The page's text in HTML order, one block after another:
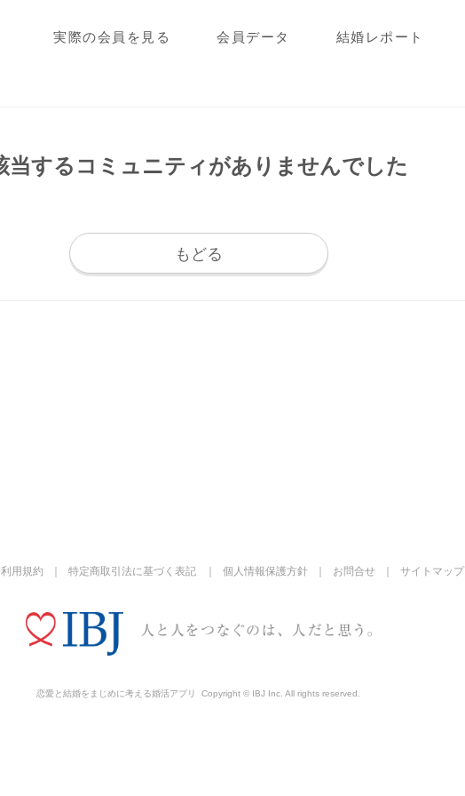
実際の会員を見る 会員データ 結婚レポート
当するコミュニティがありませんでした
もどる
利用規約 特定商取引法に基づく表記 個人情報保護方針 お問合せ サイトマップ
恋愛と結婚をまじめに考える婚活アプリ Copyright © IBJ Inc. All rights reserved.